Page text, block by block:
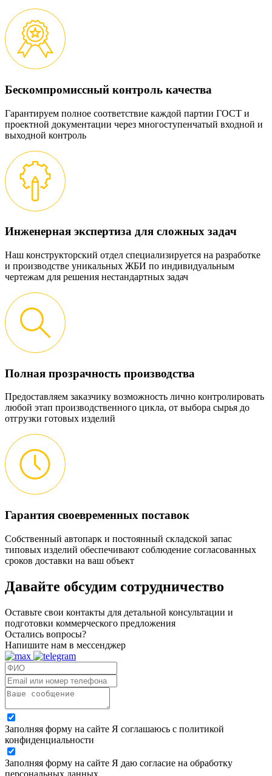
Бескомпромиссный контроль качества
Гарантируем полное соответствие каждой партии ГОСТ и
проектной документации через многоступенчатый входной и
выходной контроль
Инженерная экспертиза для сложных задач
Наш конструкторский отдел специализируется на разработке
и производстве уникальных ЖБИ по индивидуальным
чертежам для решения нестандартных задач
Полная прозрачность производства
Предоставляем заказчику возможность лично контролировать
любой этап производственного цикла, от выбора сырья до
отгрузки готовых изделий
Гарантия своевременных поставок
Собственный автопарк и постоянный складской запас
типовых изделий обеспечивают соблюдение согласованных
сроков доставки на ваш объект
Давайте обсудим сотрудничество
Оставьте свои контакты для детальной консультации и
подготовки коммерческого предложения
Остались вопросы?
Напишите нам в мессенджер
Заполняя форму на сайте Я соглашаюсь с политикой
конфиденциальности
Заполняя форму на сайте Я даю согласие на обработку
персональных данных.